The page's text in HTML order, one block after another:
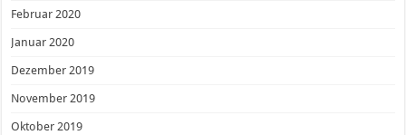
Februar 2020
Januar 2020
Dezember 2019
November 2019
Oktober 2019